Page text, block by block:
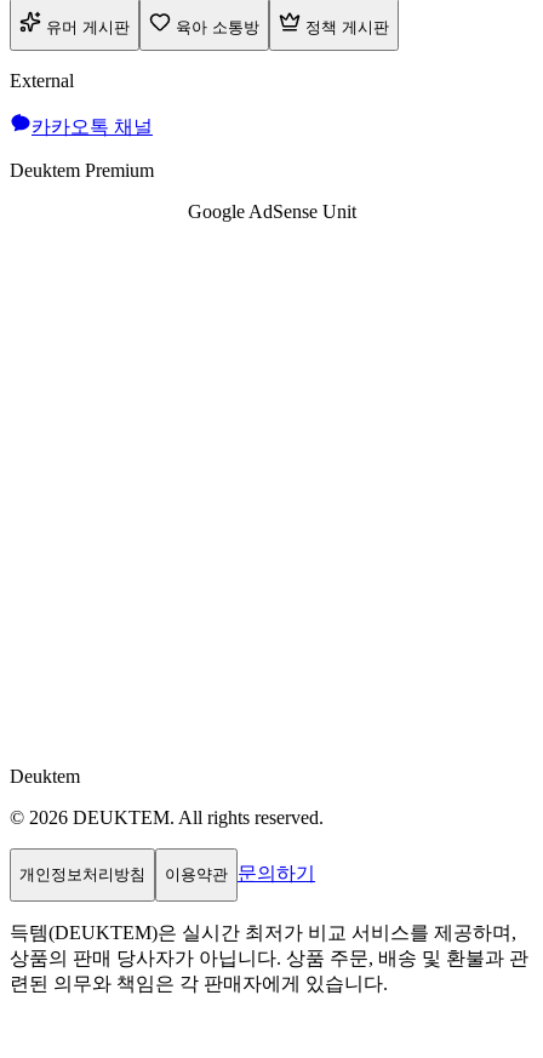
유머 게시판 육아 소통방 정책 게시판
External
카카오톡 채널
Deuktem Premium
Google AdSense Unit
Deuktem
© 2026 DEUKTEM. All rights reserved.
개인정보처리방침 이용약관 문의하기
득템(DEUKTEM)은 실시간 최저가 비교 서비스를 제공하며,
상품의 판매 당사자가 아닙니다. 상품 주문, 배송 및 환불과 관
련된 의무와 책임은 각 판매자에게 있습니다.